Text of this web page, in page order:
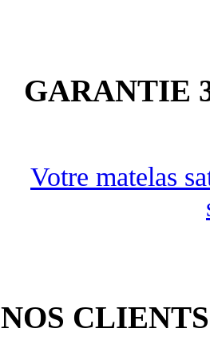
GARANTIE
Votre matelas
NOS